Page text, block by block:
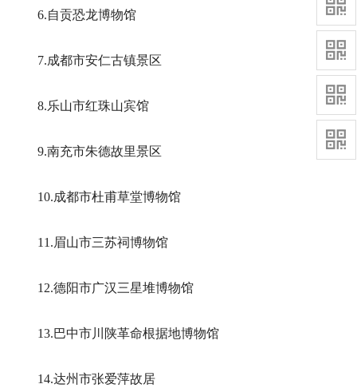
6.自贡恐龙博物馆
7.成都市安仁古镇景区
8.乐山市红珠山宾馆
9.南充市朱德故里景区
10.成都市杜甫草堂博物馆
11.眉山市三苏祠博物馆
12.德阳市广汉三星堆博物馆
13.巴中市川陕革命根据地博物馆
14.达州市张爱萍故居